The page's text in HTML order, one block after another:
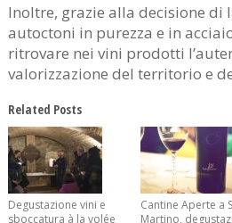
Inoltre, grazie alla decisione di
autoctoni in purezza e in
ritrovare nei vini prodotti
valorizzazione del territorio e
Related Posts
Degustazione vini e
sboccatura à la volée
Cantine Aperte a
Martino,